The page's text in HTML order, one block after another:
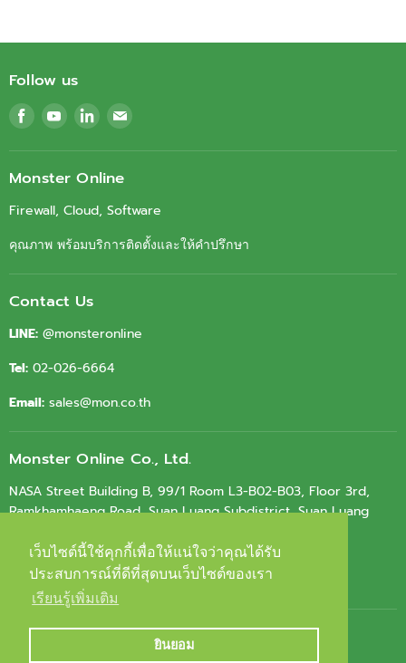
เว็บไซต์นี้ใช้คุกกี้เพื่อให้แน่ใจว่าคุณได้รับ
ประสบการณ์ที่ดีที่สุดบนเว็บไซต์ของเรา
เรียนรู้เพิ่มเติม
ยินยอม
เว็บไซต์นี้ใช้คุกกี้เพื่อให้แน่ใจว่าคุณได้รับ
ประสบการณ์ที่ดีที่สุดบนเว็บไซต์ของเรา
เรียนรู้เพิ่มเติม
ยินยอม
Follow us
Find
us
on
Facebook
Find
us
on
Youtube
Find
us
on
LinkedIn
Find
on
Monster Online
Firewall, Cloud, Software
คุณภาพ พร้อมบริการติดตั้งและให้คำปรึกษา
Contact Us
LINE: @monsteronline
Tel: 02-026-6664
Email: sales@mon.co.th
Monster Online Co., Ltd.
NASA Street Building B, 99/1 Room L3-B02-B03, Floor 3rd,
Ramkhamhaeng Road, Suan Luang Subdistrict, Suan Luang
Tax ID.
0105564010603